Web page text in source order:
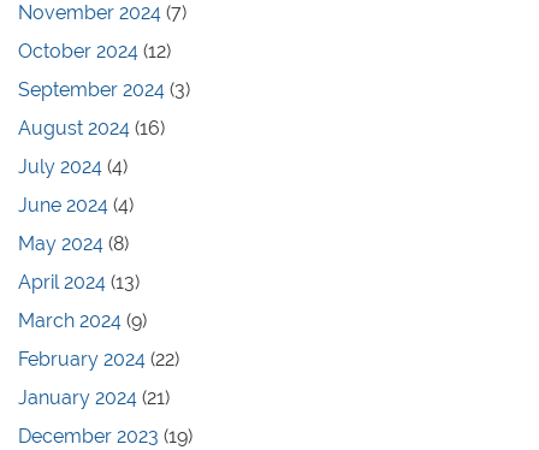
November 2024 (7)
October 2024 (12)
September 2024 (3)
August 2024 (16)
July 2024 (4)
June 2024 (4)
May 2024 (8)
April 2024 (13)
March 2024 (9)
February 2024 (22)
January 2024 (21)
December 2023 (19)